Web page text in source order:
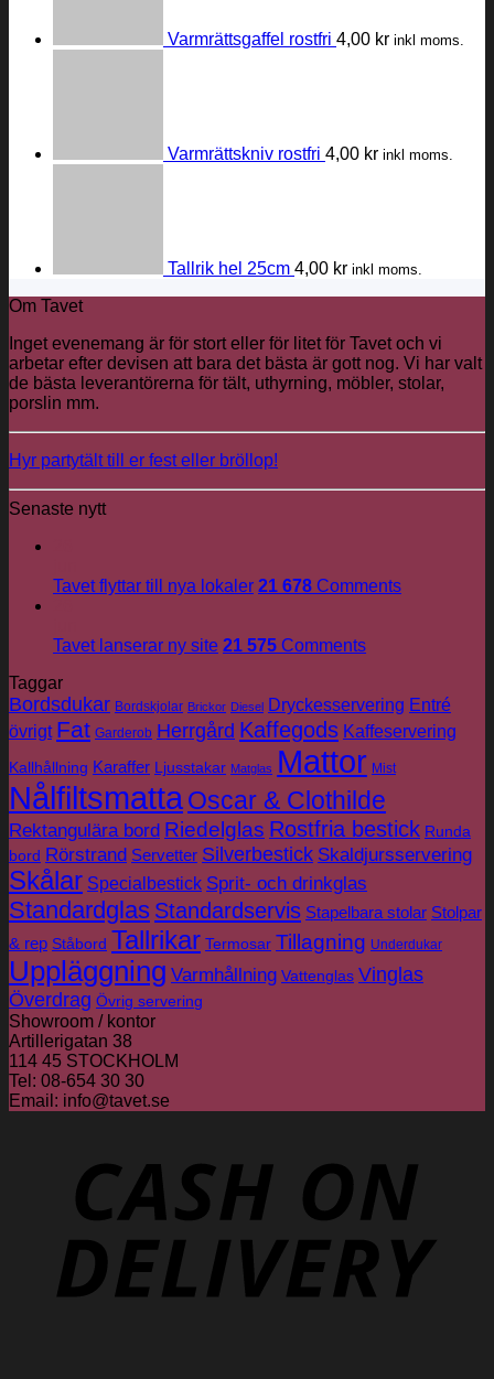
Varmrättsgaffel rostfri 4,00 kr inkl moms.
Varmrättskniv rostfri 4,00 kr inkl moms.
Tallrik hel 25cm 4,00 kr inkl moms.
Om Tavet
Inget evenemang är för stort eller för litet för Tavet och vi
arbetar efter devisen att bara det bästa är gott nog. Vi har valt
de bästa leverantörerna för tält, uthyrning, möbler, stolar,
porslin mm.
Hyr partytält till er fest eller bröllop!
Senaste nytt
Tavet flyttar till nya lokaler 21 678 Comments
Tavet lanserar ny site 21 575 Comments
Taggar
Bordsdukar Bordskjolar Brickor Diesel Dryckesservering Entré
övrigt Fat Garderob Herrgård Kaffegods Kaffeservering
Kallhållning Karaffer Ljusstakar Matglas Mattor Mist
Nålfiltsmatta Oscar & Clothilde
Rektangulära bord Riedelglas Rostfria bestick Runda
bord Rörstrand Servetter Silverbestick Skaldjursservering
Skålar Specialbestick Sprit- och drinkglas
Standardglas Standardservis Stapelbara stolar Stolpar
& rep Ståbord Tallrikar Termosar Tillagning Underdukar
Uppläggning Varmhållning Vattenglas Vinglas
Överdrag Övrig servering
Showroom / kontor
Artillerigatan 38
114 45 STOCKHOLM
Tel: 08-654 30 30
Email: info@tavet.se